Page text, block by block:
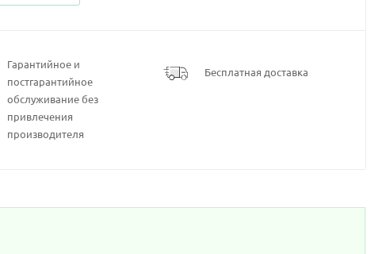
Гарантийное и
постгарантийное
обслуживание без
привлечения
производителя
Бесплатная доставка